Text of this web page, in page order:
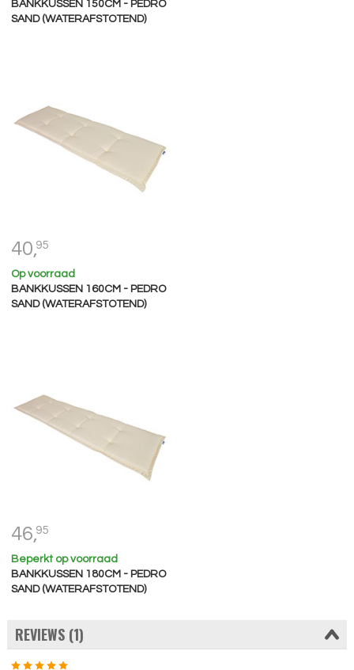
BANKKUSSEN 150CM - PEDRO
SAND (WATERAFSTOTEND)
40,95
Op voorraad
BANKKUSSEN 160CM - PEDRO
SAND (WATERAFSTOTEND)
46,95
Beperkt op voorraad
BANKKUSSEN 180CM - PEDRO
SAND (WATERAFSTOTEND)
REVIEWS (1)